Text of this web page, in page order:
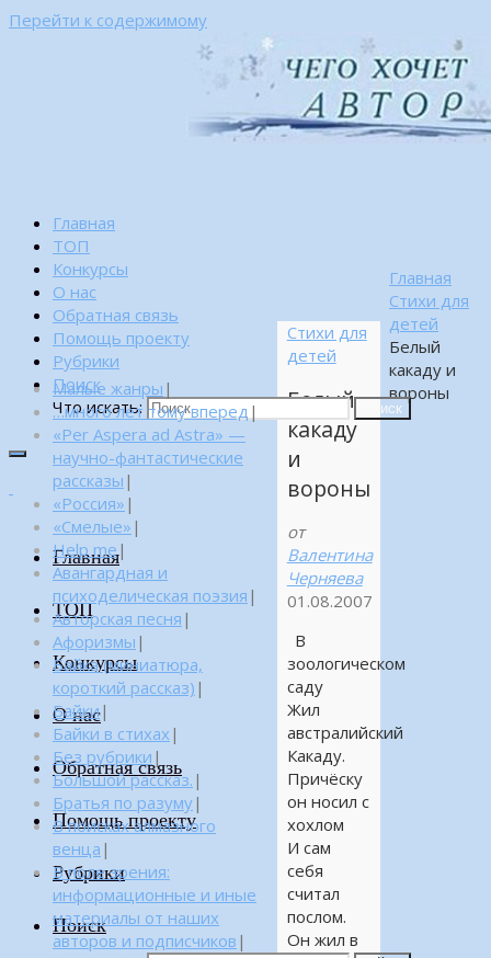
Перейти к содержимому
Главная
ТОП
Конкурсы
О нас
Обратная связь
Помощь проекту
Рубрики
Поиск
Что искать:
Поиск
Главная
ТОП
Конкурсы
О нас
Обратная связь
Помощь проекту
Рубрики
Поиск
Главная
Стихи для
детей
Белый
какаду и
вороны
Стихи для
детей
Белый
какаду
и
вороны
от
Валентина
Черняева
01.08.2007
В
зоологическом
саду
Жил
австралийский
Какаду.
Причёску
он носил с
хохлом
И сам
себя
считал
послом.
Он жил в
Малые жанры |
…много лет тому вперед |
«Per Aspera ad Astra» —
научно-фантастические
рассказы |
«Россия» |
«Смелые» |
Help me|
Авангардная и
психоделическая поэзия |
Авторская песня |
Афоризмы |
Байка (миниатюра,
короткий рассказ) |
Байки|
Байки в стихах |
Без рубрики |
Большой рассказ. |
Братья по разуму|
В поисках алмазного
венца |
В поле зрения:
информационные и иные
материалы от наших
авторов и подписчиков |